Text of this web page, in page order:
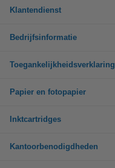
Klantendienst
Bedrijfsinformatie
Toegankelijkheidsverklaring
Papier en fotopapier
Inktcartridges
Kantoorbenodigdheden